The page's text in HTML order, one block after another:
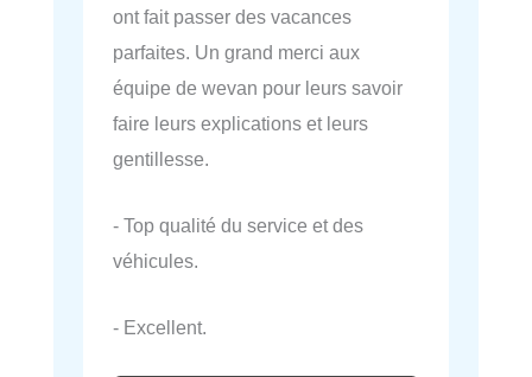
ont fait passer des vacances
parfaites. Un grand merci aux
équipe de wevan pour leurs savoir
faire leurs explications et leurs
gentillesse.
- Top qualité du service et des
véhicules.
- Excellent.